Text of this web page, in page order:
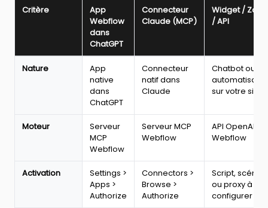
2026
ChatGPT,
Critère
App
Webflow
dans
ChatGPT
Connecteur
Claude (MCP)
Widget /
/ API
Nature
App
native
dans
ChatGPT
Connecteur
natif dans
Claude
Chatbot ou
sur votre site
Moteur
Serveur
MCP
Webflow
Serveur MCP
Webflow
API OpenAI +
Webflow
Activation
Settings >
Apps >
Authorize
Connectors >
Browse >
Authorize
Script,
ou proxy à
configurer